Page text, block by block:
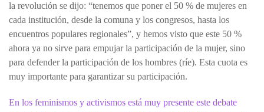
la revolución se dijo: “tenemos que poner el 50 % de mujeres en
cada institución, desde la comuna y los congresos, hasta los
encuentros populares regionales”, y hemos visto que este 50 %
ahora ya no sirve para empujar la participación de la mujer, sino
para defender la participación de los hombres (ríe). Esta cuota es
muy importante para garantizar su participación.
En los feminismos y activismos está muy presente este debate